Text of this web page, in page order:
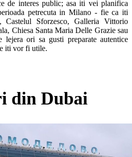
de interes public; asa iti vei planifica
petrecuta in Milano - fie ca iti
Sforzesco, Galleria Vittorio
Chiesa Santa Maria Delle Grazie sau
ori sa gusti preparate autentice
iti vor fi utile.
din Dubai